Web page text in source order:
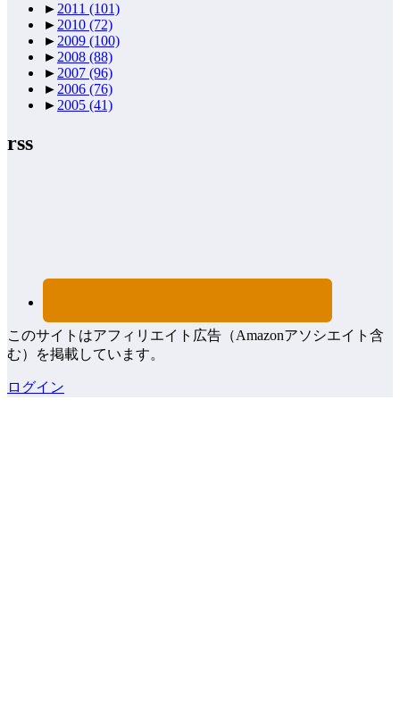
► 2011 (101)
► 2010 (72)
► 2009 (100)
► 2008 (88)
► 2007 (96)
► 2006 (76)
► 2005 (41)
rss
このサイトはアフィリエイト広告（Amazonアソシエイト含
む）を掲載しています。
ログイン